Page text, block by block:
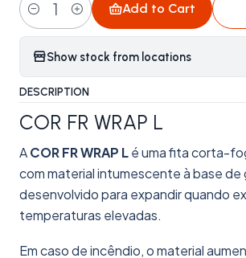
Quantity
Add to Cart
Show stock from locations
DESCRIPTION
COR FR WRAP L
ACOR FR WRAP Lé uma fita corta-
com material intumescente à base de
desenvolvido para expandir quando
temperaturas elevadas.
Em caso de incêndio, o material